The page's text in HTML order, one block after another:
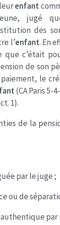
enfant
jugé
des
l’enfant. En
c’était
de son
le
(CA Paris 5-
1).
de la
par le juge ;
ou de
par